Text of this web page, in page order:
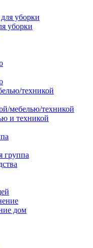
уборки
уборки
техникой
мебелью/техникой
и техникой
группа
дом